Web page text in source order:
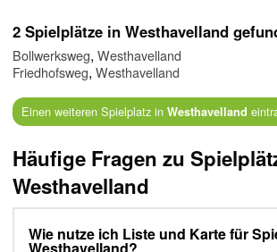
2 Spielplätze in Westhavelland
Bollwerksweg, Westhavelland
Friedhofsweg, Westhavelland
Einen weiteren Spielplatz in Westhavelland
Häufige Fragen zu
Westhavelland
Wie nutze ich Liste und Karte für